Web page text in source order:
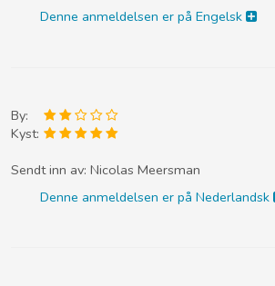
Denne anmeldelsen er på Engelsk
By:
Kyst:
Sendt inn av: Nicolas Meersman
Denne anmeldelsen er på Nederlandsk